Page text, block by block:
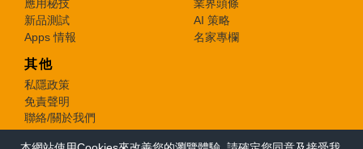
應用秘技
新品測試
Apps 情報
業界頭條
AI 策略
名家專欄
其他
私隱政策
免責聲明
聯絡/關於我們